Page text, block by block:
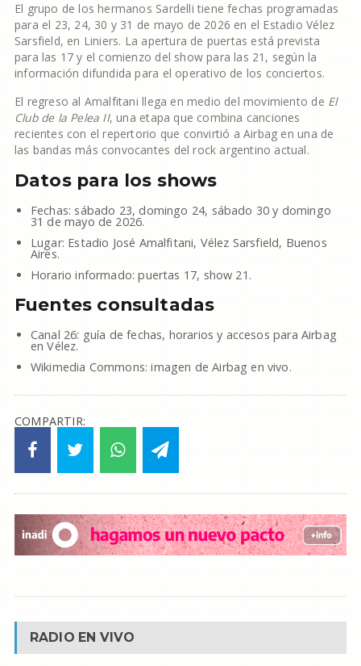
El grupo de los hermanos Sardelli tiene fechas programadas
para el 23, 24, 30 y 31 de mayo de 2026 en el Estadio Vélez
Sarsfield, en Liniers. La apertura de puertas está prevista
para las 17 y el comienzo del show para las 21, según la
información difundida para el operativo de los conciertos.
El regreso al Amalfitani llega en medio del movimiento de El
Club de la Pelea II, una etapa que combina canciones
recientes con el repertorio que convirtió a Airbag en una de
las bandas más convocantes del rock argentino actual.
Datos para los shows
Fechas: sábado 23, domingo 24, sábado 30 y domingo
31 de mayo de 2026.
Lugar: Estadio José Amalfitani, Vélez Sarsfield, Buenos
Aires.
Horario informado: puertas 17, show 21.
Fuentes consultadas
Canal 26: guía de fechas, horarios y accesos para Airbag
en Vélez.
Wikimedia Commons: imagen de Airbag en vivo.
COMPARTIR:
RADIO EN VIVO